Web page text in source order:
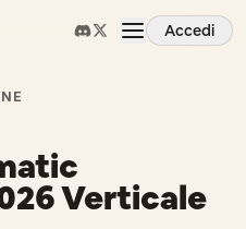
Accedi
Verticale